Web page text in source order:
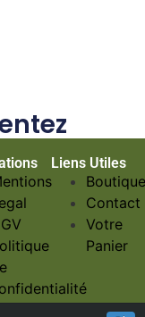
Liens Utiles
Contact
Votre
Panier